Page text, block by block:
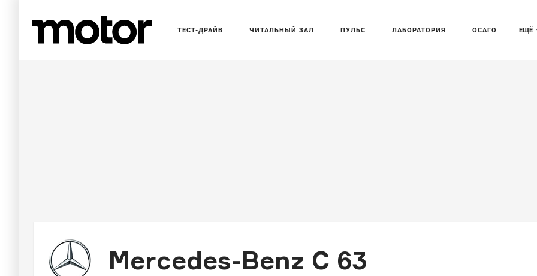
ЕЩЁ
ТЕСТ-ДРАЙВ ЧИТАЛЬНЫЙ ЗАЛ ПУЛЬС ЛАБОРАТОРИЯ ОСАГО
Mercedes-Benz C 63